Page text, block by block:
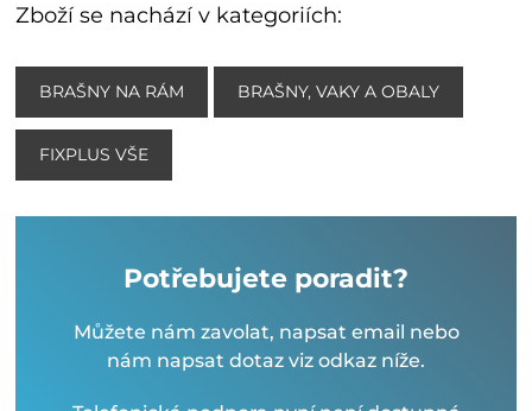
Zboží se nachází v kategoriích:
BRAŠNY NA RÁM BRAŠNY, VAKY A OBALY
FIXPLUS VŠE
Potřebujete poradit?
Můžete nám zavolat, napsat email nebo
nám napsat dotaz viz odkaz níže.